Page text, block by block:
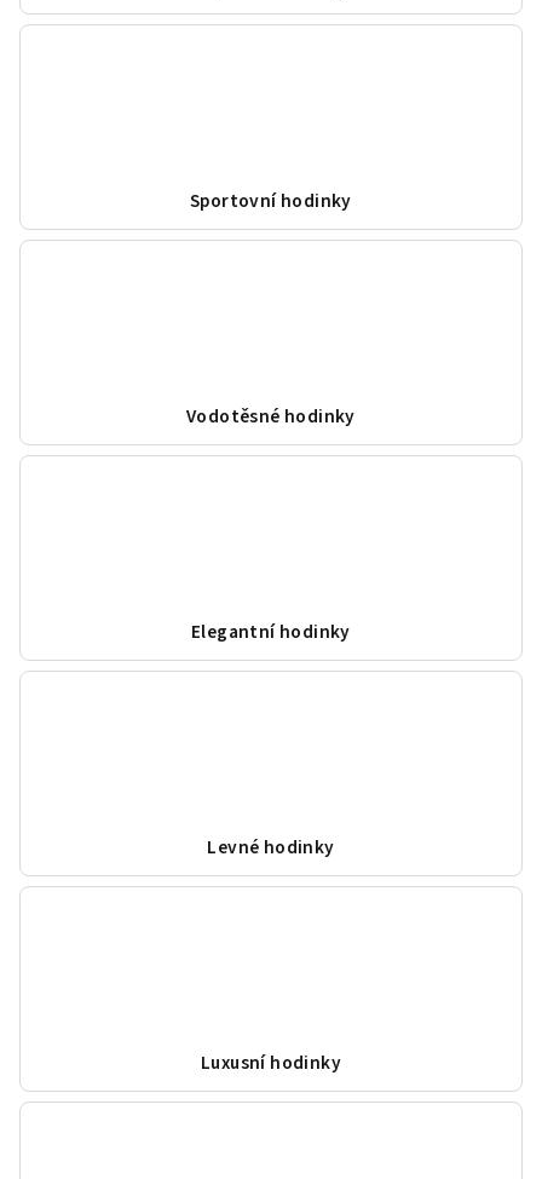
Sportovní hodinky
Vodotěsné hodinky
Elegantní hodinky
Levné hodinky
Luxusní hodinky